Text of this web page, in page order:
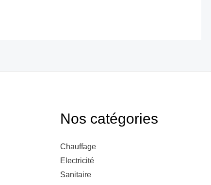
Nos catégories
Chauffage
Electricité
Sanitaire